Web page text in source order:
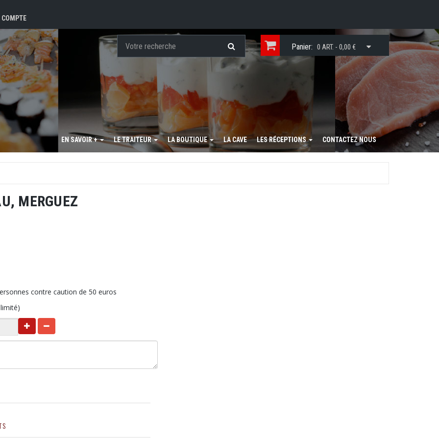
Panier: 0 ART. - 0,00 €
EN SAVOIR + LE TRAITEUR LA BOUTIQUE LA CAVE LES RÉCEPTIONS CONTACTEZ NOUS
MERGUEZ
contre caution de 50 euros